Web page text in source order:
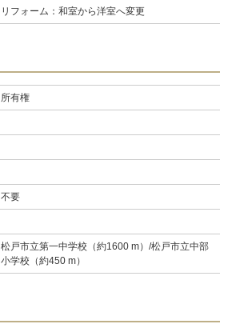
リフォーム：和室から洋室へ変更
所有権
不要
松戸市立第一中学校（約1600 m）/松戸市立中部
小学校（約450 m）